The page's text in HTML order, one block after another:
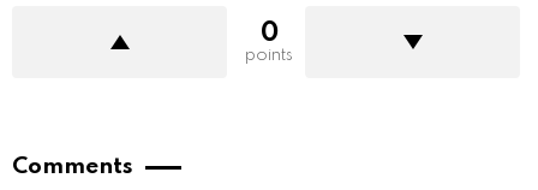
0
points
Comments